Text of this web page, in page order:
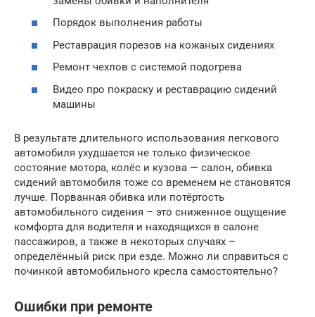
Порядок выполнения работы
Реставрация порезов на кожаных сидениях
Ремонт чехлов с системой подогрева
Видео про покраску и реставрацию сидений
машины
В результате длительного использования легкового
автомобиля ухудшается не только физическое
состояние мотора, колёс и кузова — салон, обивка
сидений автомобиля тоже со временем не становятся
лучше. Порванная обивка или потёртость
автомобильного сидения – это сниженное ощущение
комфорта для водителя и находящихся в салоне
пассажиров, а также в некоторых случаях –
определённый риск при езде. Можно ли справиться с
починкой автомобильного кресла самостоятельно?
Ошибки при ремонте